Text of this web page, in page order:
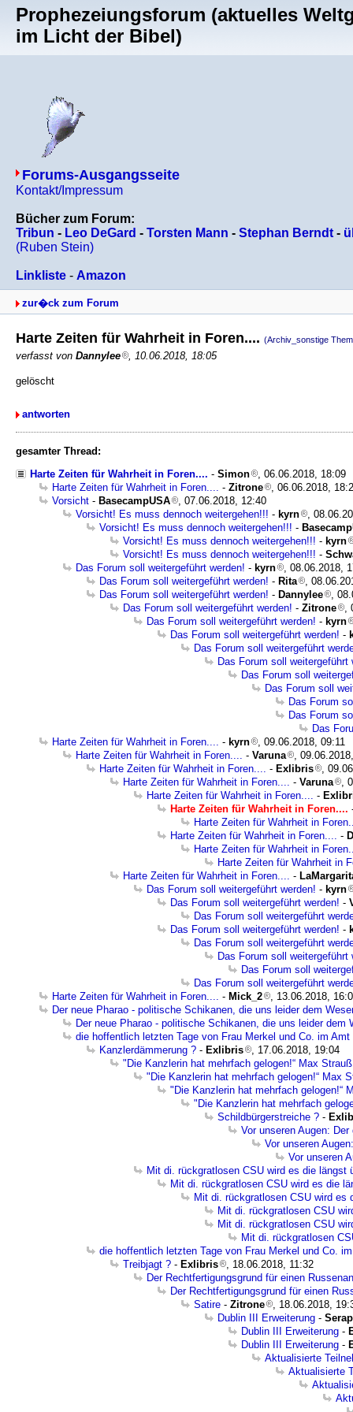
Prophezeiungsforum (aktuelles
im Licht der Bibel)
Forums-Ausgangsseite
Kontakt/Impressum
Bücher zum Forum:
Tribun - Leo DeGard - Torsten Mann - Stephan Berndt -
(Ruben Stein)
Linkliste - Amazon
zur�ck zum Forum
Harte Zeiten für Wahrheit in Foren.... (Archiv_sonstige
verfasst von Dannylee , 10.06.2018, 18:05
gelöscht
antworten
gesamter Thread:
Harte Zeiten für Wahrheit in Foren.... - Simon
, 06.06.2018, 18:09
Harte Zeiten für Wahrheit in Foren.... - Zitrone
, 06.06.2018,
Vorsicht - BasecampUSA
, 07.06.2018, 12:40
Vorsicht! Es muss dennoch weitergehen!!! - kyrn
,
Vorsicht! Es muss dennoch weitergehen!!! -
Vorsicht! Es muss dennoch weitergehen!!! - kyrn
Vorsicht! Es muss dennoch weitergehen!!! -
Das Forum soll weitergeführt werden! - kyrn
, 08.06.2018,
Das Forum soll weitergeführt werden! - Rita
,
Das Forum soll weitergeführt werden! - Dannylee
,
Das Forum soll weitergeführt werden! - Zitrone
,
Das Forum soll weitergeführt werden! - kyrn
Das Forum soll weitergeführt werden! -
Das Forum soll weitergeführt
Das Forum soll weitergeführt
Das Forum soll
Das Forum soll
Das Forum
Das Forum
Das
Harte Zeiten für Wahrheit in Foren.... - kyrn
, 09.06.2018, 09:11
Harte Zeiten für Wahrheit in Foren.... - Varuna
,
Harte Zeiten für Wahrheit in Foren.... - Exlibris
,
Harte Zeiten für Wahrheit in Foren.... - Varuna
,
Harte Zeiten für Wahrheit in Foren.... -
Harte Zeiten für Wahrheit in Foren....
Harte Zeiten für Wahrheit in
Harte Zeiten für Wahrheit in Foren.... -
Harte Zeiten für Wahrheit in
Harte Zeiten für Wahrheit in
Harte Zeiten für Wahrheit in Foren.... -
Das Forum soll weitergeführt werden! - kyrn
Das Forum soll weitergeführt werden! -
Das Forum soll weitergeführt
Das Forum soll weitergeführt werden! -
Das Forum soll weitergeführt
Das Forum soll weitergeführt
Das Forum soll
Das Forum soll weitergeführt
Harte Zeiten für Wahrheit in Foren.... - Mick_2
, 13.06.2018,
Der neue Pharao - politische Schikanen, die uns leider dem
Der neue Pharao - politische Schikanen, die uns leider dem
die hoffentlich letzten Tage von Frau Merkel und Co. im Amt
Kanzlerdämmerung ? - Exlibris
, 17.06.2018, 19:04
"Die Kanzlerin hat mehrfach gelogen!“ Max Strauß
"Die Kanzlerin hat mehrfach gelogen!“ Max
"Die Kanzlerin hat mehrfach gelogen!“
"Die Kanzlerin hat mehrfach
Schildbürgerstreiche ? -
Vor unseren Augen:
Vor unseren
Vor unseren
Mit di. rückgratlosen CSU wird es die längst
Mit di. rückgratlosen CSU wird es die
Mit di. rückgratlosen CSU wird es
Mit di. rückgratlosen CSU
Mit di. rückgratlosen CSU
Mit di. rückgratlosen
die hoffentlich letzten Tage von Frau Merkel und Co.
Treibjagt ? - Exlibris
, 18.06.2018, 11:32
Der Rechtfertigungsgrund für einen
Der Rechtfertigungsgrund für einen
Satire - Zitrone
, 18.06.2018,
Dublin III Erweiterung -
Dublin III Erweiterung -
Dublin III Erweiterung -
Aktualisierte
Aktualisierte